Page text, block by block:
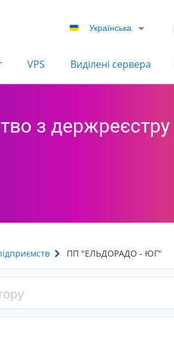
Українська
VPS Виділені сервера
з держреєстру
ПП "ЕЛЬДОРАДО - ЮГ"